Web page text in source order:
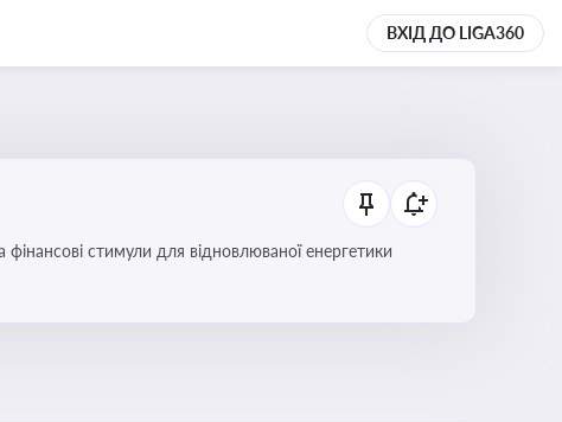
ВХІД ДО LIGA360
стимули для відновлюваної енергетики